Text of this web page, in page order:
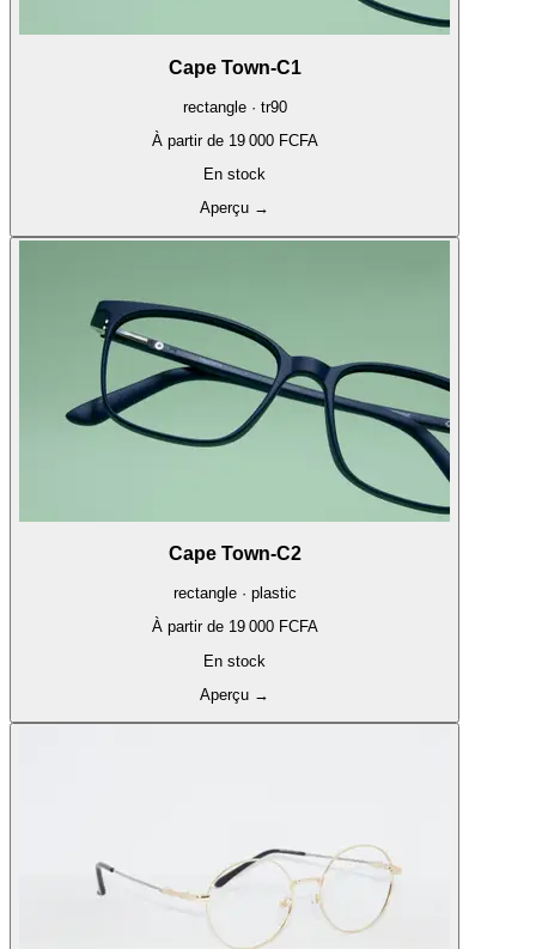
Cape Town-C1
rectangle · tr90
À partir de 19 000 FCFA
En stock
Aperçu →
Cape Town-C2
rectangle · plastic
À partir de 19 000 FCFA
En stock
Aperçu →